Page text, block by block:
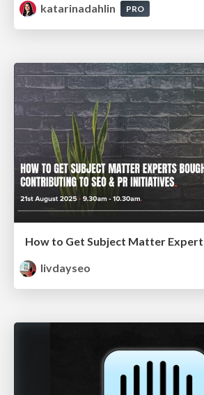
katarinadahlin
PRO
livdayseo